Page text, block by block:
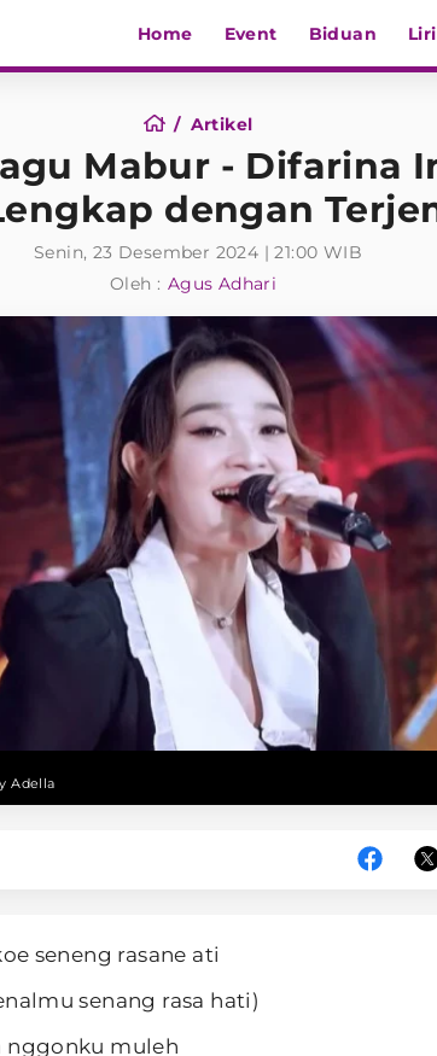
Home Event Biduan
Artikel
Mabur - Difarina
dengan
Senin, 23 Desember 2024 | 21:00 WIB
Oleh : Agus Adhari
Adella
seneng rasane ati
senang rasa hati)
nggonku muleh